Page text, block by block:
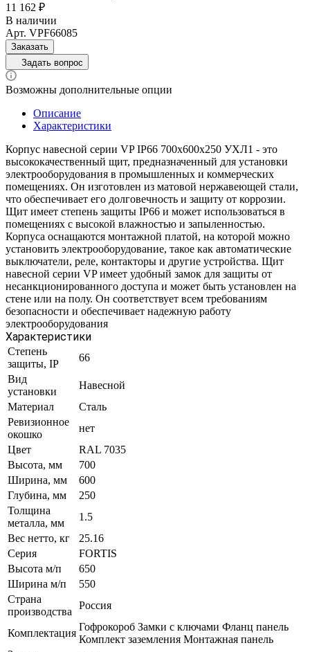
11 162 ₽
В наличии
Арт. VPF66085
Заказать
Задать вопрос
Возможны дополнительные опции
Описание
Характеристики
Корпус навесной серии VP IP66 700х600х250 УХЛ1 - это
высококачественный щит, предназначенный для установки
электрооборудования в промышленных и коммерческих
помещениях. Он изготовлен из матовой нержавеющей стали,
что обеспечивает его долговечность и защиту от коррозии.
Щит имеет степень защиты IP66 и может использоваться в
помещениях с высокой влажностью и запыленностью.
Корпуса оснащаются монтажной платой, на которой можно
установить электрооборудование, такое как автоматические
выключатели, реле, контакторы и другие устройства. Щит
навесной серии VP имеет удобный замок для защиты от
несанкционированного доступа и может быть установлен на
стене или на полу. Он соответствует всем требованиям
безопасности и обеспечивает надежную работу
электрооборудования
Характеристики
Степень
защиты, IP
66
Вид
установки
Навесной
Материал
Сталь
Ревизионное
окошко
нет
Цвет
RAL 7035
Высота, мм
700
Ширина, мм
600
Глубина, мм
250
Толщина
металла, мм
1.5
Вес нетто, кг
25.16
Серия
FORTIS
Высота м/п
650
Ширина м/п
550
Страна
производства
Россия
Комплектация
Гофрокороб Замки с ключами Фланц панель
Комплект заземления Монтажная панель